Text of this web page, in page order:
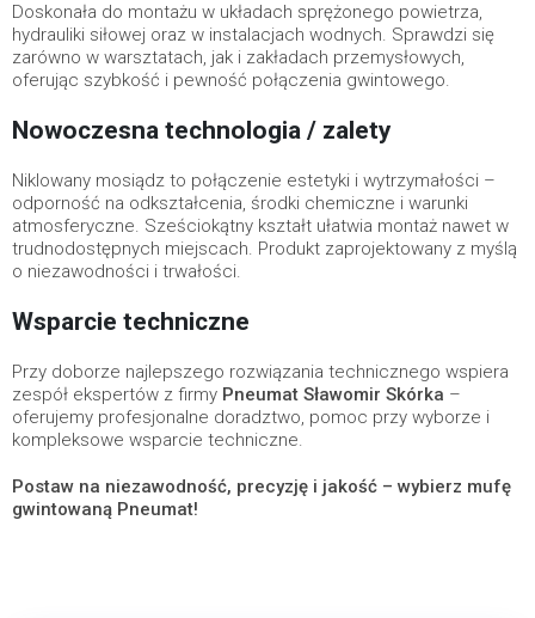
Doskonała do montażu w układach sprężonego powietrza,
hydrauliki siłowej oraz w instalacjach wodnych. Sprawdzi się
zarówno w warsztatach, jak i zakładach przemysłowych,
oferując szybkość i pewność połączenia gwintowego.
Nowoczesna technologia / zalety
Niklowany mosiądz to połączenie estetyki i wytrzymałości –
odporność na odkształcenia, środki chemiczne i warunki
atmosferyczne. Sześciokątny kształt ułatwia montaż nawet w
trudnodostępnych miejscach. Produkt zaprojektowany z myślą
o niezawodności i trwałości.
Wsparcie techniczne
Przy doborze najlepszego rozwiązania technicznego wspiera
zespół ekspertów z firmy Pneumat Sławomir Skórka –
oferujemy profesjonalne doradztwo, pomoc przy wyborze i
kompleksowe wsparcie techniczne.
Postaw na niezawodność, precyzję i jakość – wybierz mufę
gwintowaną Pneumat!